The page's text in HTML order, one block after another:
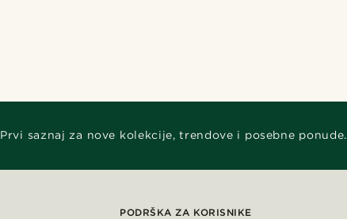
Prvi saznaj za nove kolekcije, trendove i posebne ponude.
PODRŠKA ZA KORISNIKE